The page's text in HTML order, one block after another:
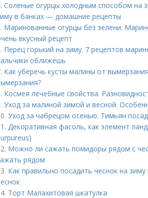
Соленые огурцы холодным способом на
в банках — домашние рецепты
Маринованные огурцы без зелени.
вкусный рецепт
Перец горький на зиму. 7 рецептов
оближешь
Как уберечь кусты малины от
Космея лечебные свойства.
Уход за малиной зимой и весной.
Уход за чабрецом осенью. Тимьян
Декоративная фасоль, как элемент
Можно ли сажать помидоры рядом с
рядом
Как правильно посадить чеснок на
Торт Малахитовая шкатулка